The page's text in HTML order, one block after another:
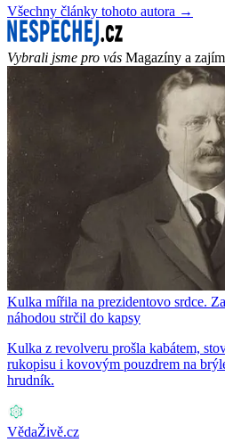
Všechny články tohoto autora →
Vybrali jsme pro vás Magazíny a
Kulka mířila na prezidentovo srdce.
náhodou strčil do kapsy
Kulka z revolveru prošla kabátem,
rukopisu i kovovým pouzdrem na
hrudník.
VědaŽivě.cz